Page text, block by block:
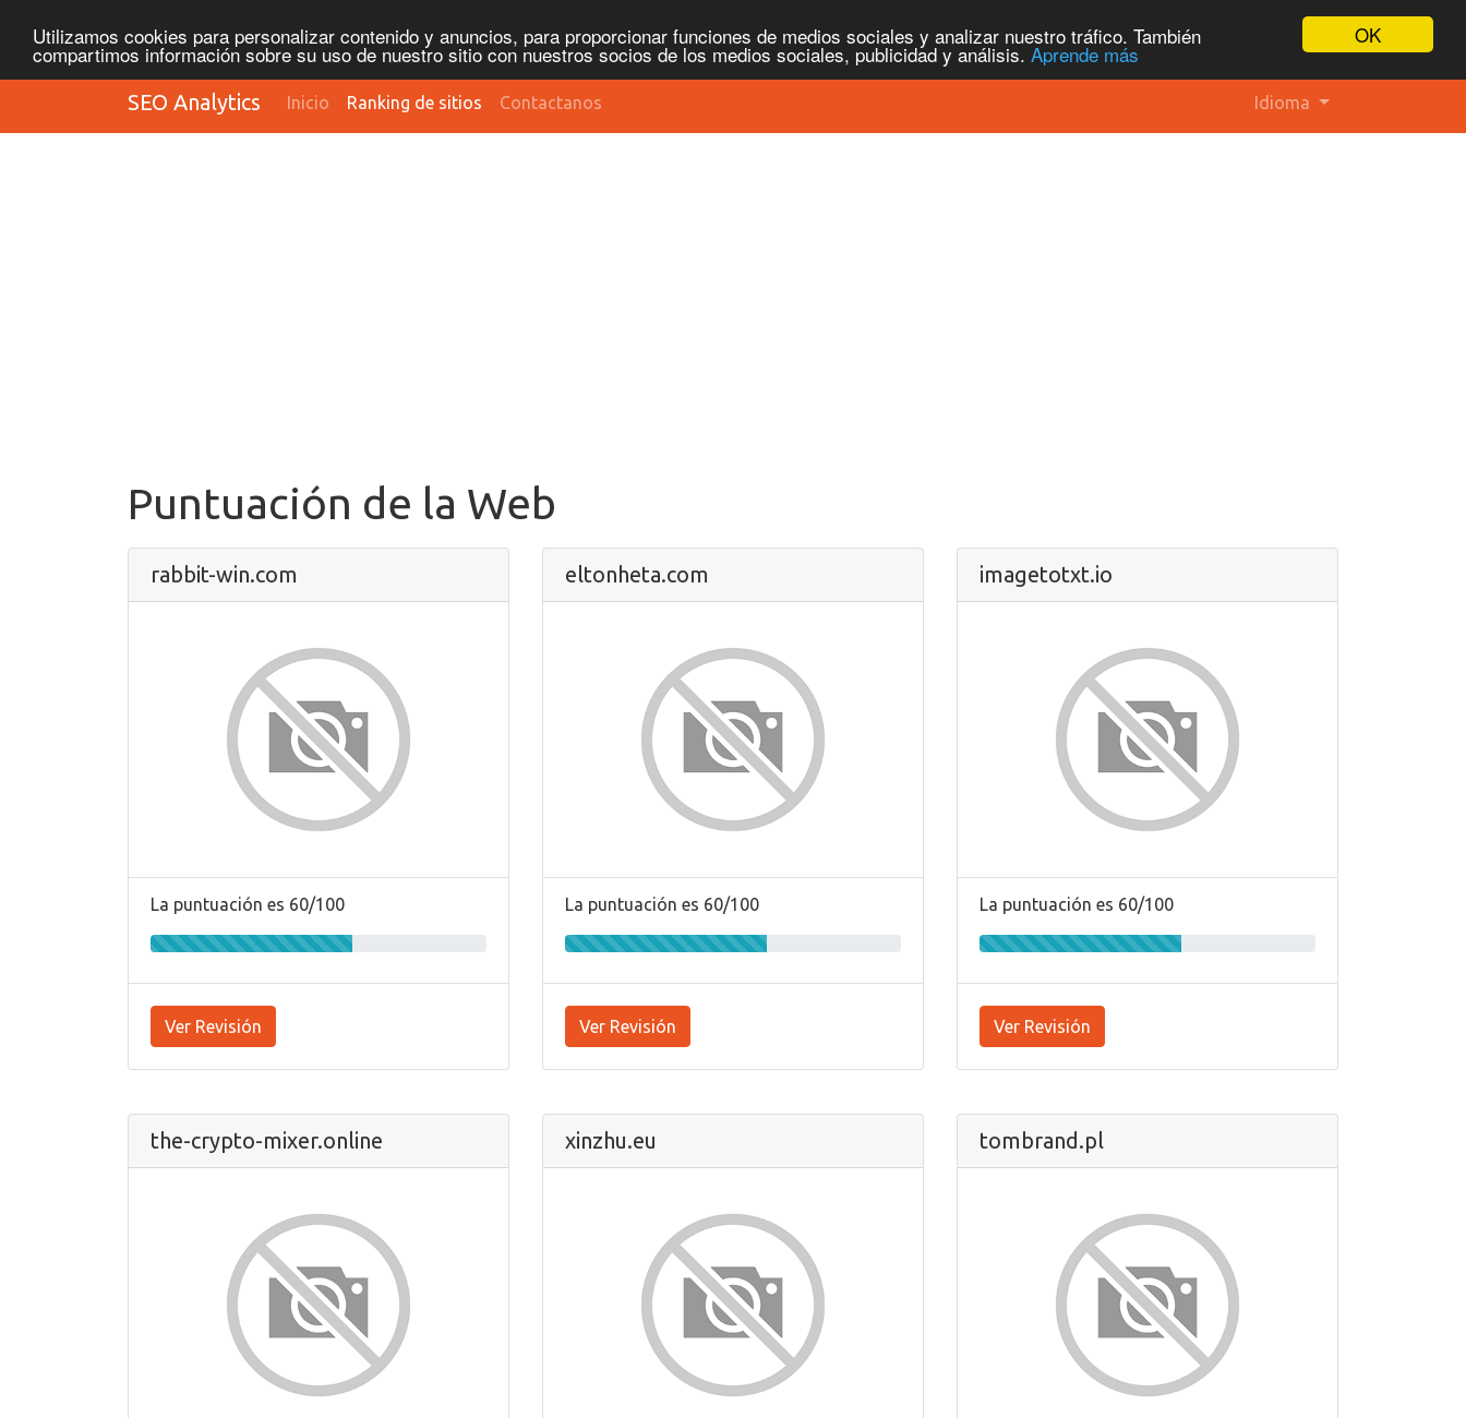
OK
Utilizamos cookies para personalizar contenido y anuncios, para proporcionar funciones de medios sociales y analizar nuestro tráfico. También
compartimos información sobre su uso de nuestro sitio con nuestros socios de los medios sociales, publicidad y análisis. Aprende más
SEO Analytics Inicio Ranking de sitios Contactanos Idioma
Puntuación de la Web
rabbit-win.com
La puntuación es 60/100
Ver Revisión
eltonheta.com
La puntuación es 60/100
Ver Revisión
imagetotxt.io
La puntuación es 60/100
Ver Revisión
the-crypto-mixer.online xinzhu.eu tombrand.pl